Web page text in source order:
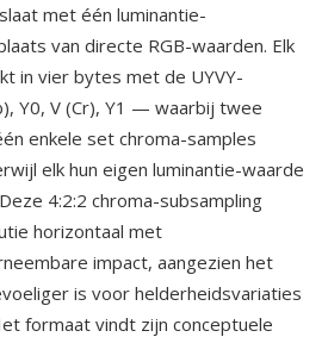
met één luminantie-
van directe RGB-waarden. Elk
in vier bytes met de UYVY-
Y0, V (Cr), Y1 — waarbij twee
enkele set chroma-samples
elk hun eigen luminantie-waarde
4:2:2 chroma-subsampling
horizontaal met
impact, aangezien het
is voor helderheidsvariaties
formaat vindt zijn conceptuele